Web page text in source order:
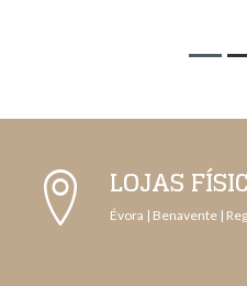
LOJAS
Évora | Benavente |